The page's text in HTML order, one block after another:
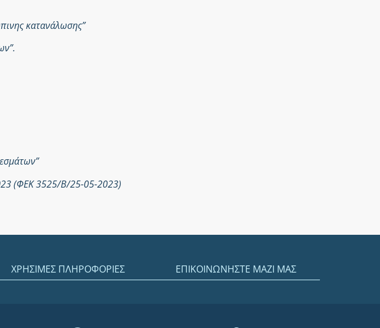
κατανάλωσης”
(ΦΕΚ 3525/Β/25-05-2023)
ΧΡΗΣΙΜΕΣ ΠΛΗΡΟΦΟΡΙΕΣ ΕΠΙΚΟΙΝΩΝΗΣΤΕ ΜΑΖΙ ΜΑΣ